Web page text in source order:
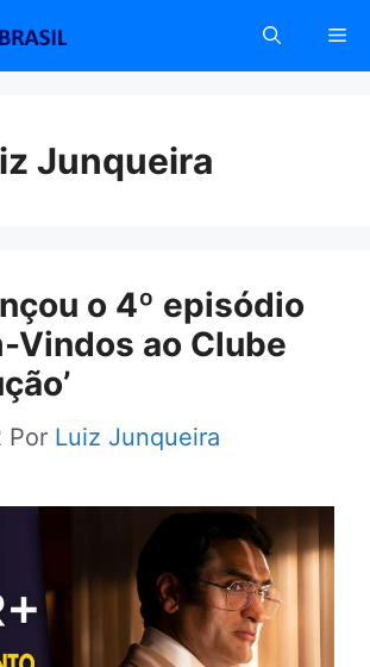
Junqueira
o 4º episódio
Vindos ao Clube
Por Luiz Junqueira